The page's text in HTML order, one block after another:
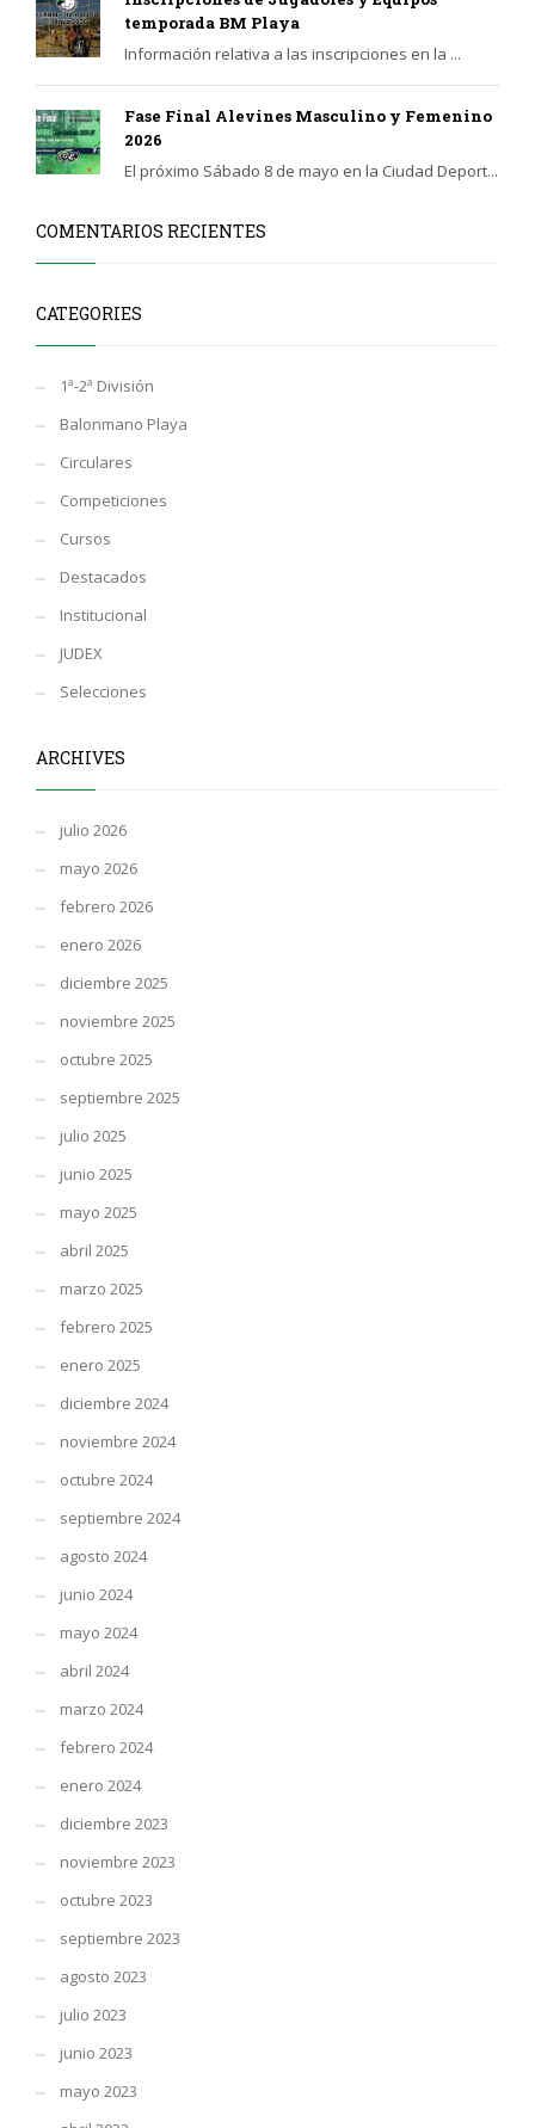
temporada BM Playa
Información relativa a las inscripciones en la ...
Fase Final Alevines Masculino y Femenino
2026
El próximo Sábado 8 de mayo en la Ciudad Deport...
COMENTARIOS RECIENTES
CATEGORIES
1ª-2ª División
Balonmano Playa
Circulares
Competiciones
Cursos
Destacados
Institucional
JUDEX
Selecciones
ARCHIVES
julio 2026
mayo 2026
febrero 2026
enero 2026
diciembre 2025
noviembre 2025
octubre 2025
septiembre 2025
julio 2025
junio 2025
mayo 2025
abril 2025
marzo 2025
febrero 2025
enero 2025
diciembre 2024
noviembre 2024
octubre 2024
septiembre 2024
agosto 2024
junio 2024
mayo 2024
abril 2024
marzo 2024
febrero 2024
enero 2024
diciembre 2023
noviembre 2023
octubre 2023
septiembre 2023
agosto 2023
julio 2023
junio 2023
mayo 2023